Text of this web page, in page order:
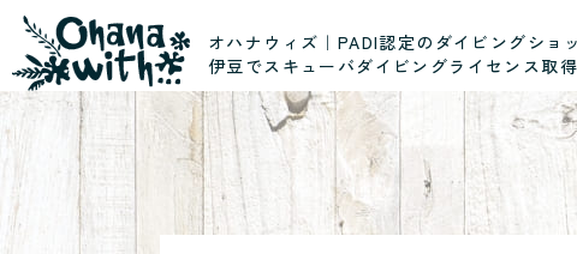
オハナウィズ｜PADI認定のダイビングショ
伊豆でスキューバダイビングライセンス取得